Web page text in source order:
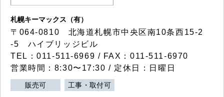
札幌キーマックス（有）
〒064-0810 北海道札幌市中央区南10条西15-2
-5 ハイブリッジビル
TEL：011-511-6969 / FAX：011-511-6970
営業時間：8:30〜17:30 / 定休日：日曜日
販売可 工事・取付可